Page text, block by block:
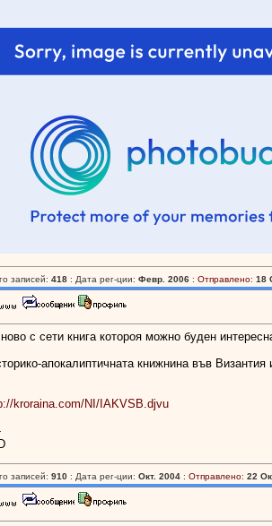
записей: 418: Дата рег-ции: Февр. 2006: Отправлено: 18
с сети книга котороя можно буден
апокалиптичната книжнина във
kroraina.com/NI/IAKVSB.djvu
записей: 910: Дата рег-ции: Окт. 2004: Отправлено: 22